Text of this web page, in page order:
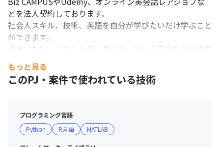
どを法人契約しております。
社会人スキル、技術、英語を自分が学びたいだけ学ぶこと
ができます。
成長したい、スキルを身に着けたいという気持ちがある方
にはうってつけの環境です！
もっと見る
このPJ・案件で使われている技術
プログラミング言語
Python
R言語 MATLAB